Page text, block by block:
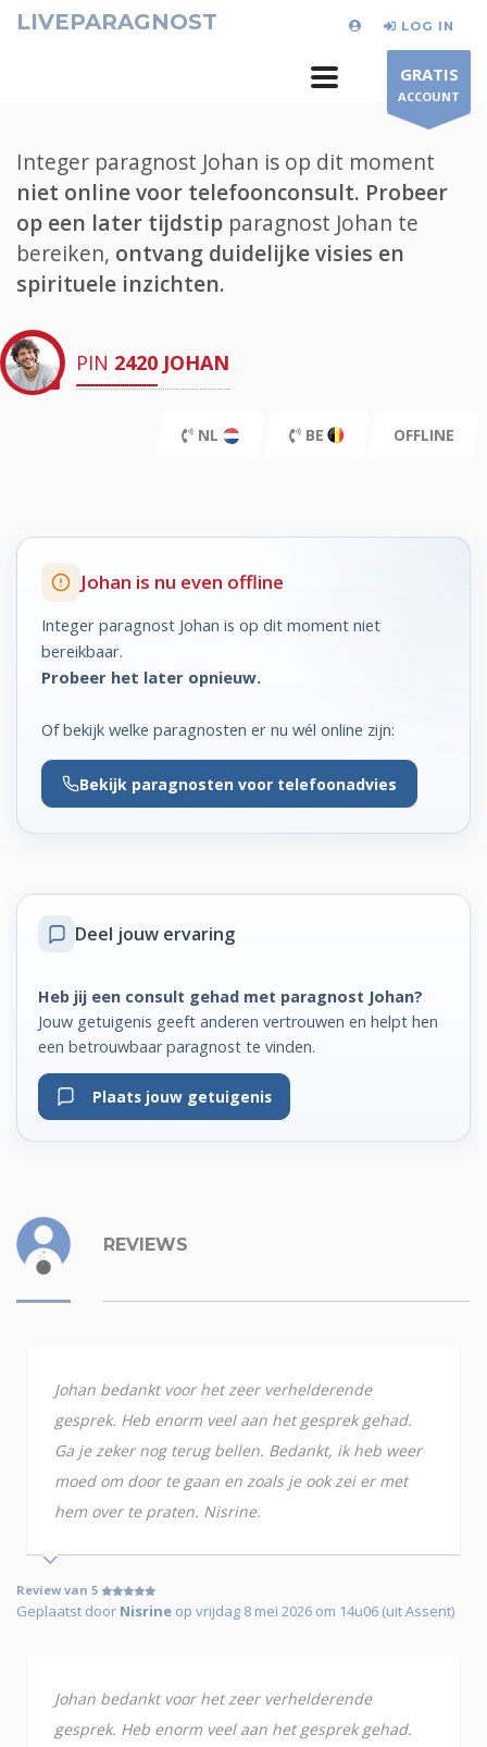
LIVEPARAGNOST LOG IN
GRATIS
ACCOUNT
Integer paragnost Johan is op dit moment
niet online voor telefoonconsult. Probeer
op een later tijdstip paragnost Johan te
bereiken, ontvang duidelijke visies en
spirituele inzichten.
PIN 2420 JOHAN
NL BE OFFLINE
Johan is nu even offline
Integer paragnost Johan is op dit moment niet
bereikbaar.
Probeer het later opnieuw.
Of bekijk welke paragnosten er nu wél online zijn:
Bekijk paragnosten voor telefoonadvies
Deel jouw ervaring
Heb jij een consult gehad met paragnost Johan?
Jouw getuigenis geeft anderen vertrouwen en helpt hen
een betrouwbaar paragnost te vinden.
Plaats jouw getuigenis
REVIEWS
Johan bedankt voor het zeer verhelderende
gesprek. Heb enorm veel aan het gesprek gehad.
Ga je zeker nog terug bellen. Bedankt, ik heb weer
moed om door te gaan en zoals je ook zei er met
hem over te praten. Nisrine.
Review van 5
Geplaatst door Nisrine op vrijdag 8 mei 2026 om 14u06 (uit Assent)
Johan bedankt voor het zeer verhelderende
gesprek. Heb enorm veel aan het gesprek gehad.